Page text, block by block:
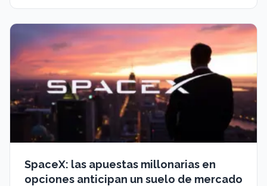
SpaceX: las apuestas millonarias en
opciones anticipan un suelo de mercado